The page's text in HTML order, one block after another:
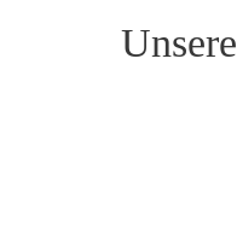
Unsere